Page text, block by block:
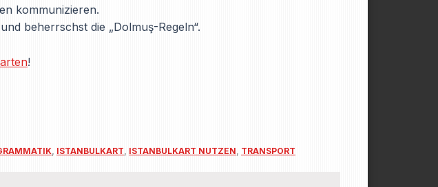
kommunizieren.
beherrschst die „Dolmuş-Regeln“.
!
, ISTANBULKART, ISTANBULKART NUTZEN, TRANSPORT